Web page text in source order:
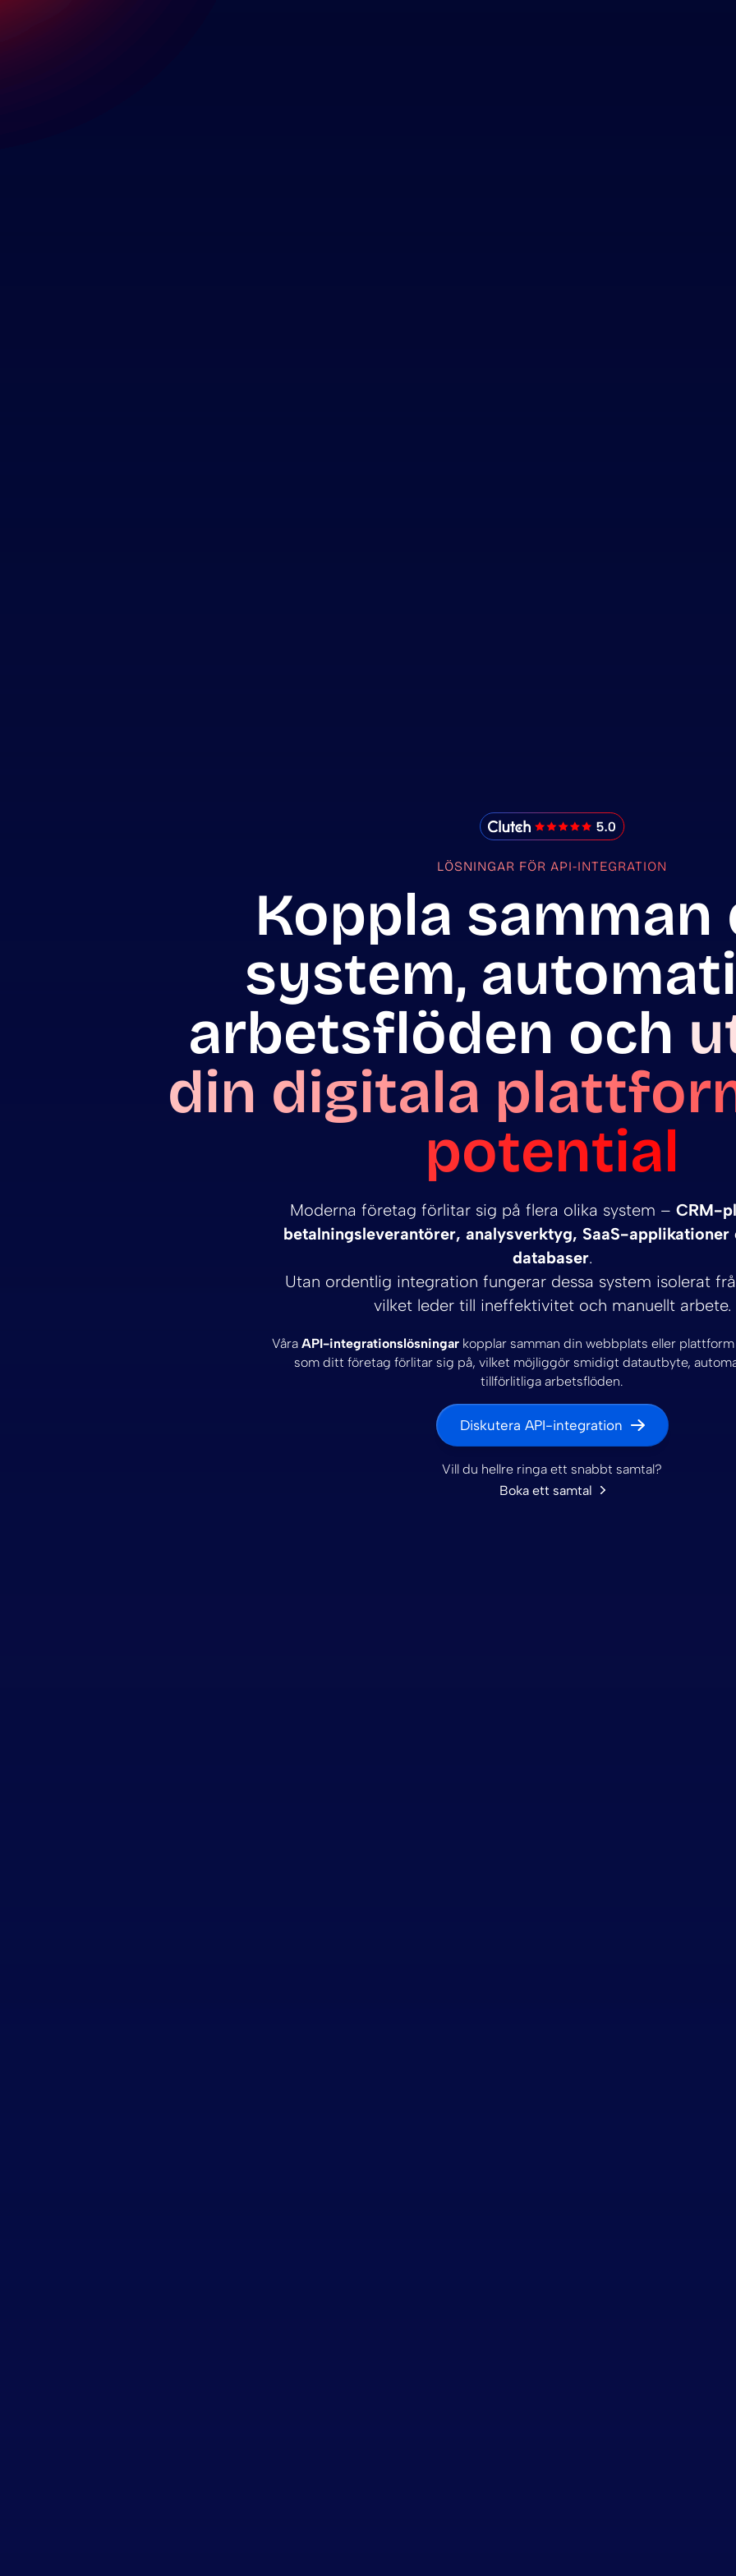
IMADO Reviews
LÖSNINGAR FÖR API-INTEGRATION
Koppla samman
system,
arbetsflöden och
din digitala
potential
Moderna företag förlitar sig på flera olika system – CRM-
betalningsleverantörer, analysverktyg, SaaS-applikationer
databaser.
Utan ordentlig integration fungerar dessa system isolerat
vilket leder till ineffektivitet och manuellt arbete.
Våra API-integrationslösningar kopplar samman din webbplats eller
som ditt företag förlitar sig på, vilket möjliggör smidigt datautbyte,
tillförlitliga arbetsflöden.
Diskutera API-integration
Vill du hellre ringa ett snabbt samtal?
Boka ett samtal